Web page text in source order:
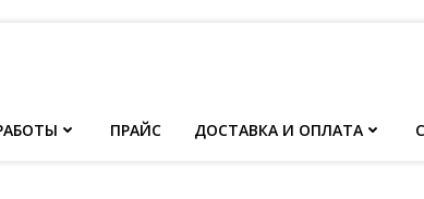
ПРАЙС ДОСТАВКА И ОПЛАТА